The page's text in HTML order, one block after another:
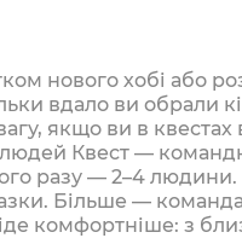
нового хобі або
вдало ви обрали
якщо ви в
людей Квест —
разу — 2–4
Більше —
комфортніше: з